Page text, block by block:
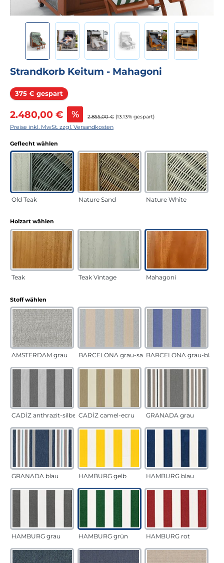
Strandkorb Keitum - Mahagoni
375 € gespart Rabatt
Verkaufspreis:
2.480,00 € % Regulärer Preis:
2.855,00 € (13.13% gespart)
Preise inkl. MwSt. zzgl. Versandkosten
Geflecht wählen
Old Teak Nature Sand Nature White
Holzart wählen
Teak Teak Vintage Mahagoni
Stoff wählen
AMSTERDAM grau BARCELONA grau-sandBARCELONA grau-blau
CADÍZ anthrazit-silber CADÍZ camel-ecru GRANADA grau
GRANADA blau HAMBURG gelb HAMBURG blau
HAMBURG grau HAMBURG grün HAMBURG rot